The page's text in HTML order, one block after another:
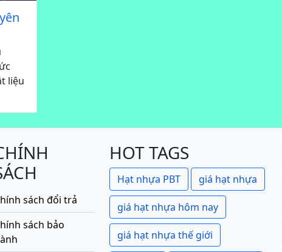
liệu
sách đổi trả
sách bảo
HOT TAGS
Hạt nhựa PBT giá hạt nhựa
giá hạt nhựa hôm nay
giá hạt nhựa thế giới